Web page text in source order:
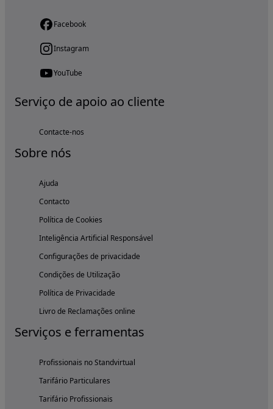
Facebook
Instagram
YouTube
Serviço de apoio ao cliente
Contacte-nos
Sobre nós
Ajuda
Contacto
Política de Cookies
Inteligência Artificial Responsável
Configurações de privacidade
Condições de Utilização
Política de Privacidade
Livro de Reclamações online
Serviços e ferramentas
Profissionais no Standvirtual
Tarifário Particulares
Tarifário Profissionais